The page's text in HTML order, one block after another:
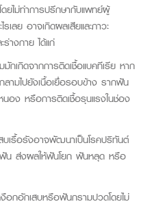
ยไม่ทำการปรึกษากับแพทย์ผู้
เลย อาจเกิดผลเสียและภาวะ
างกาย ได้แก่
กเกิดจากการติดเชื้อแบคทีเรีย หาก
ลามไปยังเนื้อเยื่อรอบข้าง รากฟัน
อง หรือการติดเชื้อรุนแรงในช่อง
บเรื้อรังอาจพัฒนาเป็นโรคปริทันต์
าฟัน ส่งผลให้ฟันโยก ฟันหลุด หรือ
อกอักเสบหรือฟันกรามปวดโดยไม่